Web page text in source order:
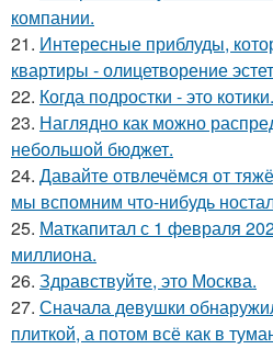
компании.
21. Интересные приблуды,
квартиры - олицетворение
22. Когда подростки - это котики.
23. Наглядно как можно
небольшой бюджет.
24. Давайте отвлечёмся от
мы вспомним что-нибудь
25. Маткапитал с 1 февраля
миллиона.
26. Здравствуйте, это Москва.
27. Сначала девушки
плиткой, а потом всё как в